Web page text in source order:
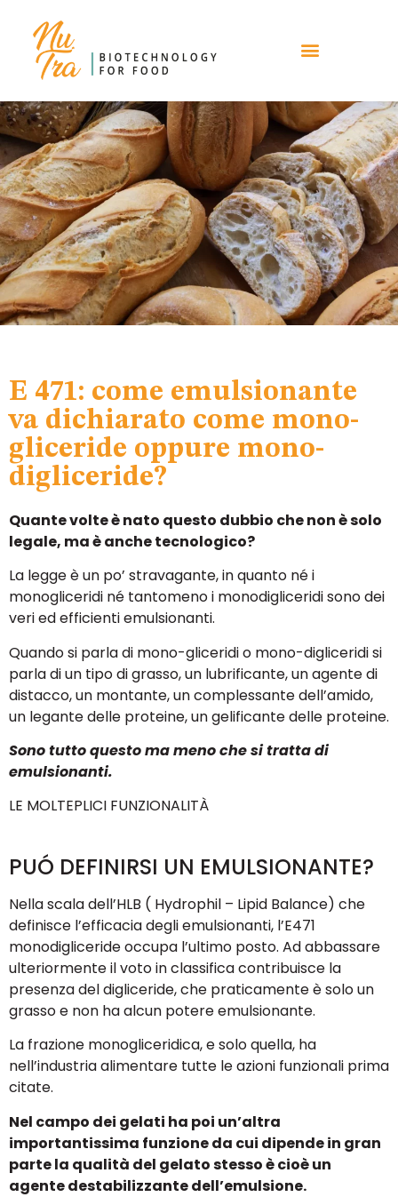
E 471: come emulsionante
va dichiarato come mono-
gliceride oppure mono-
digliceride?
Quante volte è nato questo dubbio che non è solo
legale, ma è anche tecnologico?
La legge è un po’ stravagante, in quanto né i
monogliceridi né tantomeno i monodigliceridi sono dei
veri ed efficienti emulsionanti.
Quando si parla di mono-gliceridi o mono-digliceridi si
parla di un tipo di grasso, un lubrificante, un agente di
distacco, un montante, un complessante dell’amido,
un legante delle proteine, un gelificante delle proteine.
Sono tutto questo ma meno che si tratta di
emulsionanti.
LE MOLTEPLICI FUNZIONALITÀ
PUÓ DEFINIRSI UN EMULSIONANTE?
Nella scala dell’HLB ( Hydrophil – Lipid Balance) che
definisce l’efficacia degli emulsionanti, l’E471
monodigliceride occupa l’ultimo posto. Ad abbassare
ulteriormente il voto in classifica contribuisce la
presenza del digliceride, che praticamente è solo un
grasso e non ha alcun potere emulsionante.
La frazione monogliceridica, e solo quella, ha
nell’industria alimentare tutte le azioni funzionali prima
citate.
Nel campo dei gelati ha poi un’altra
importantissima funzione da cui dipende in gran
parte la qualità del gelato stesso è cioè un
agente destabilizzante dell’emulsione.